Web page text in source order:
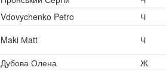
Vdovychenko Petro Ч
Maki Мatt Ч
Дубова Олена Ж